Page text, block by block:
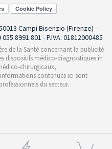
Campi Bisenzio (Firenze) -
- P.IVA: 01812000485
de la Santé concernant la publicité
dispositifs médico-diagnostiques in
chirurgicaux,
contenues ici sont
du secteur.